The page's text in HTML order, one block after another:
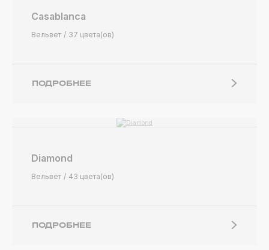
Casablanca
Вельвет 37 цвета(ов)
ПОДРОБНЕЕ
Diamond
Вельвет 43 цвета(ов)
ПОДРОБНЕЕ